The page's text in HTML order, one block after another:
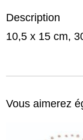
Description
10,5 x 15 cm,
Vous aimerez